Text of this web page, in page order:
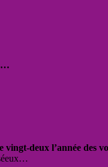
vingt-deux l’année des